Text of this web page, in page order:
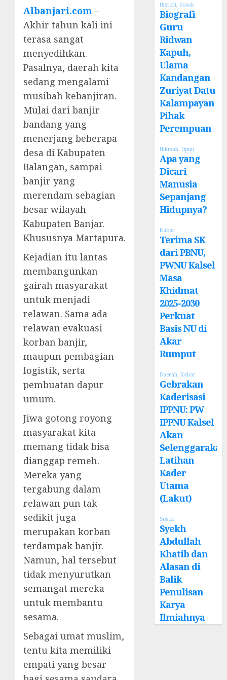
Albanjari.com –
Akhir tahun kali ini
terasa sangat
menyedihkan.
Pasalnya, daerah kita
sedang mengalami
musibah kebanjiran.
Mulai dari banjir
bandang yang
menerjang beberapa
desa di Kabupaten
Balangan, sampai
banjir yang
merendam sebagian
besar wilayah
Kabupaten Banjar.
Khususnya Martapura.
Kejadian itu lantas
membangunkan
gairah masyarakat
untuk menjadi
relawan. Sama ada
relawan evakuasi
korban banjir,
maupun pembagian
logistik, serta
pembuatan dapur
umum.
Jiwa gotong royong
masyarakat kita
memang tidak bisa
dianggap remeh.
Mereka yang
tergabung dalam
relawan pun tak
sedikit juga
merupakan korban
terdampak banjir.
Namun, hal tersebut
tidak menyurutkan
semangat mereka
untuk membantu
sesama.
Sebagai umat muslim,
tentu kita memiliki
empati yang besar
Histori Sosok
Biografi
Guru
Ridwan
Kapuh,
Ulama
Kandangan
Zuriyat Datu
Kalampayan
Pihak
Perempuan
Hikmah, Opini
Apa yang
Dicari
Manusia
Sepanjang
Hidupnya?
Kabar
Terima SK
dari PBNU,
PWNU Kalsel
Masa
Khidmat
2025-2030
Perkuat
Basis NU di
Akar
Rumput
Daerah,Kabar
Gebrakan
Kaderisasi
IPPNU: PW
IPPNU Kalsel
Akan
Selenggarakan
Latihan
Kader
Utama
(Lakut)
Sosok
Syekh
Abdullah
Khatib dan
Alasan di
Balik
Penulisan
Karya
Ilmiahnya